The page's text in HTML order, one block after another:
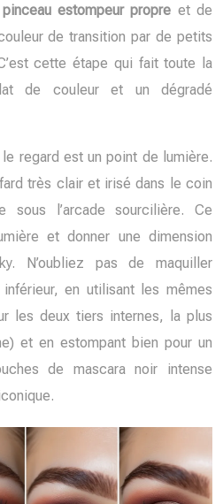
pinceau estompeur propre et de
de transition par de petits
cette étape qui fait toute la
de couleur et un dégradé
regard est un point de lumière.
très clair et irisé dans le coin
l’arcade sourcilière. Ce
et donner une dimension
N’oubliez pas de maquiller
en utilisant les mêmes
les deux tiers internes, la plus
et en estompant bien pour un
de mascara noir intense